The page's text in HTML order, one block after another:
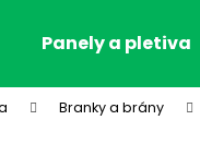
Panely a pletiva
Branky a brány